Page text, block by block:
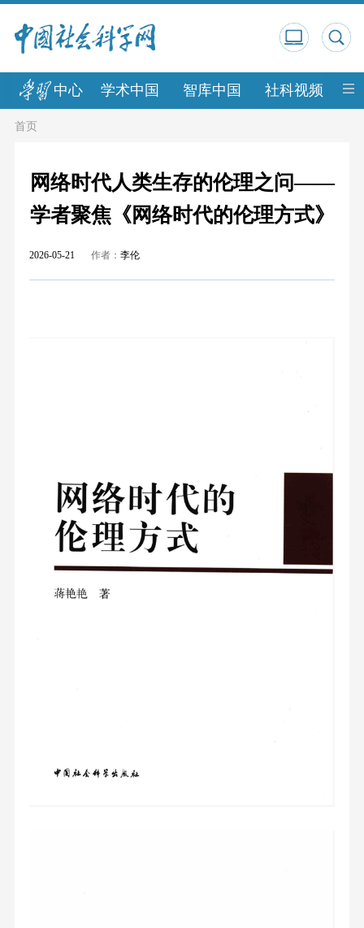
中心 学术中国 智库中国 社科视频 中
首页
网络时代人类生存的伦理之问——
学者聚焦《网络时代的伦理方式》
2026-05-21 作者： 李伦